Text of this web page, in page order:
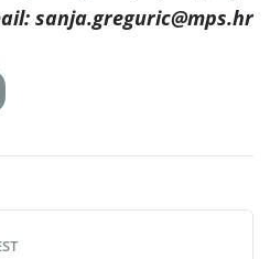
sanja.greguric@mps.hr